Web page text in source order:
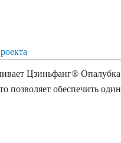
Цзиньфанг®
позволяет обеспечить